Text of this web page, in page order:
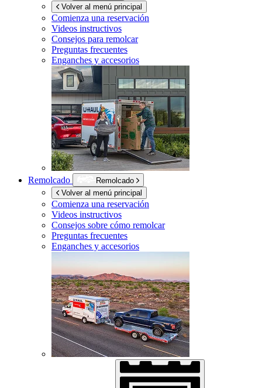
Volver al menú principal
Comienza una reservación
Videos instructivos
Consejos para remolcar
Preguntas frecuentes
Enganches y accesorios
Remolcado
Remolcado
Volver al menú principal
Comienza una reservación
Videos instructivos
Consejos sobre cómo remolcar
Preguntas frecuentes
Enganches y accesorios